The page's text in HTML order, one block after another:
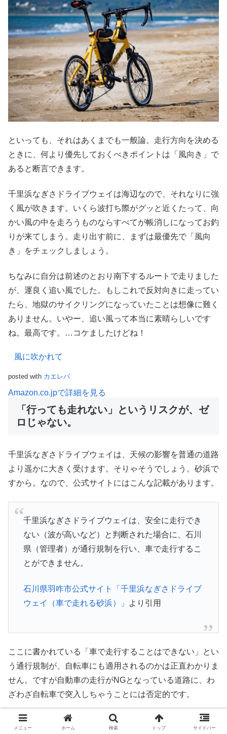
といっても、それはあくまでも一般論。走行方向を決める
ときに、何より優先しておくべきポイントは「風向き」で
あると断言できます。
千里浜なぎさドライブウェイは海辺なので、それなりに強
く風が吹きます。いくら波打ち際がグッと近くたって、向
かい風の中を走ろうものならすべてが帳消しになってお釣
りが来てしまう。走り出す前に、まずは最優先で「風向
き」をチェックしましょう。
ちなみに自分は前述のとおり南下するルートで走りました
が、運良く追い風でした。もしこれで反対向きに走ってい
たら、地獄のサイクリングになっていたことは想像に難く
ありません。いやー、追い風って本当に素晴らしいです
ね。最高です。…コケましたけどね！
風に吹かれて
posted with カエレバ
Amazon.co.jpで詳細を見る
「行っても走れない」というリスクが、ゼ
ロじゃない。
千里浜なぎさドライブウェイは、天候の影響を普通の道路
より遥かに大きく受けます。そりゃそうでしょう。砂浜で
すから。なので、公式サイトにはこんな記載があります。
千里浜なぎさドライブウェイは、安全に走行でき
ない（波が高いなど）と判断された場合に、石川
県（管理者）が通行規制を行い、車で走行するこ
とができません。
石川県羽咋市公式サイト「千里浜なぎさドライブ
ウェイ（車で走れる砂浜）」
より引用
ここに書かれている「車で走行することはできない」とい
う通行規制が、自転車にも適用されるのかは正直わかりま
せん。ですが自動車の走行がNGとなっている道路に、わ
ざわざ自転車で突入しちゃうことには否定的です。
つまるところ、走れるかどうかは「当日になってみないと
メニュー ホーム 検索 トップ サイドバー